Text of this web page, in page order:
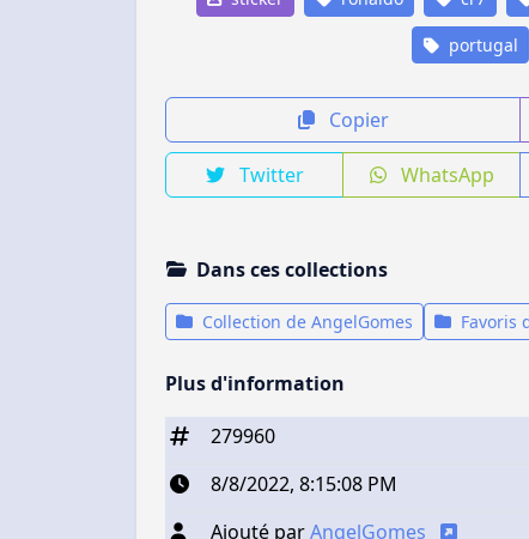
portugal
Copier
Twitter WhatsApp
Dans ces collections
Collection de AngelGomes Favoris
Plus d'information
279960
8/8/2022, 8:15:08 PM
Ajouté parAngelGomes